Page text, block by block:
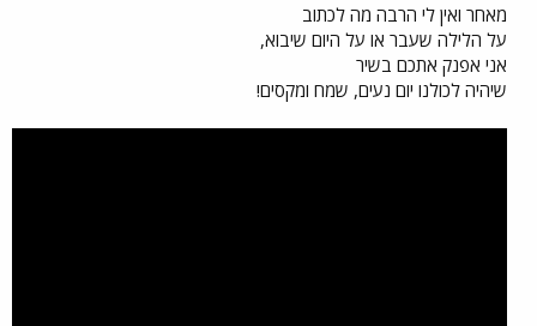
מאחר ואין לי הרבה מה לכתוב
על הלילה שעבר או על היום שיבוא,
אני אפנק אתכם בשיר
שיהיה לכולנו יום נעים, שמח ומקסים!